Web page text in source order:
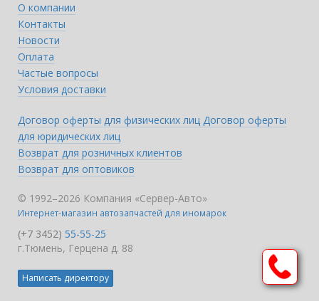
О компании
Контакты
Новости
Оплата
Частые вопросы
Условия доставки
Договор оферты для физических лиц Договор оферты
для юридических лиц
Возврат для розничных клиентов
Возврат для оптовиков
© 1992–2026 Компания «Сервер-Авто»
Интернет-магазин автозапчастей для иномарок
(+7 3452) 55-55-25
г.Тюмень, Герцена д. 88
Написать директору